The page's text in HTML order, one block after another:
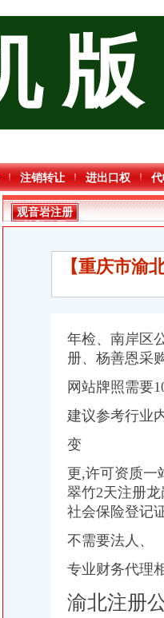
版
注销转让 进出口权
出口权)
万 （增资）
注册）
注册）
）
）
观音岩注册
外贸公司
【重庆市渝
年检、南岸区
册、杨善恩采
网站牌照需要
建议参考行
变
更,许可资质一
翠竹2天注册
社会保险登记
不需要法人、
专业财务代理
渝北注册